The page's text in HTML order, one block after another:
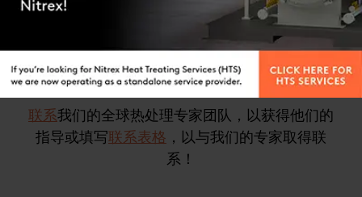
磨料耐磨性显著提高
不确定哪种工艺或服务适合您？
联系我们的全球热处理专家团队，以获得他们的
指导或填写联系表格 ，以与我们的专家取得联
系！